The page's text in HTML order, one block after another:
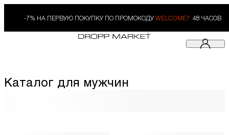
-7% НА ПЕРВУЮ ПОКУПКУ ПО ПРОМОКОДУ WELCOME7. 48 ЧАСОВ
Каталог для мужчин